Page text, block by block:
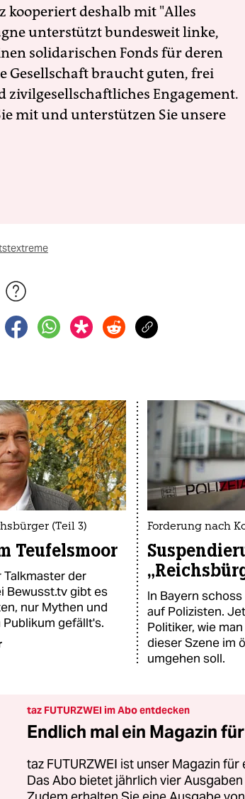
kooperiert deshalb mit "Alles
unterstützt bundesweit linke,
solidarischen Fonds für deren
Gesellschaft braucht guten, frei
Engagement.
mit und unterstützen Sie unsere
(Teil 3)
Teufelsmoor
der
Bewusst.tv gibt es
nur Mythen und
gefällt's.
Forderung nach
In Bayern
auf Polizisten.
Politiker, wie
dieser Szene im
umgehen soll.
taz FUTURZWEI im Abo entdecken
Endlich mal ein Magazin
taz FUTURZWEI ist unser Magazin
Das Abo bietet jährlich vier